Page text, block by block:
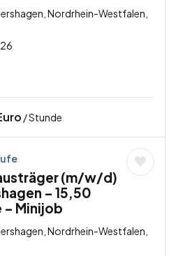
Nordrhein-Westfalen,
/ Stunde
(m/w/d)
– 15,50
Minijob
Nordrhein-Westfalen,